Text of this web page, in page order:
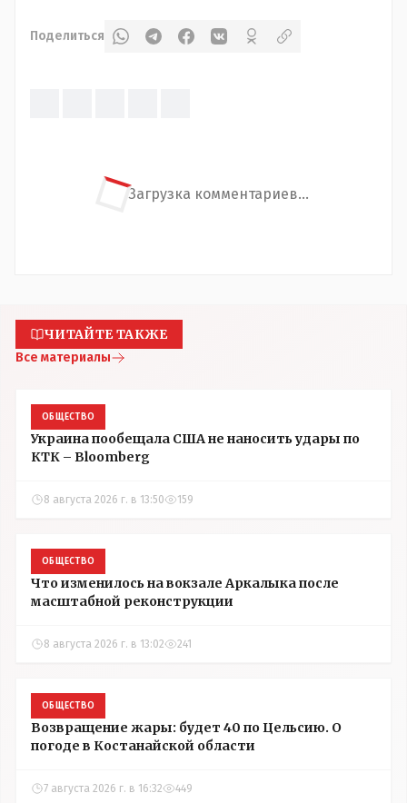
Поделиться
Загрузка комментариев...
ЧИТАЙТЕ ТАКЖЕ
Все материалы
ОБЩЕСТВО
Украина пообещала США не наносить удары по
КТК – Bloomberg
8 августа 2026 г. в 13:50 159
ОБЩЕСТВО
Что изменилось на вокзале Аркалыка после
масштабной реконструкции
8 августа 2026 г. в 13:02 241
ОБЩЕСТВО
Возвращение жары: будет 40 по Цельсию. О
погоде в Костанайской области
7 августа 2026 г. в 16:32 449